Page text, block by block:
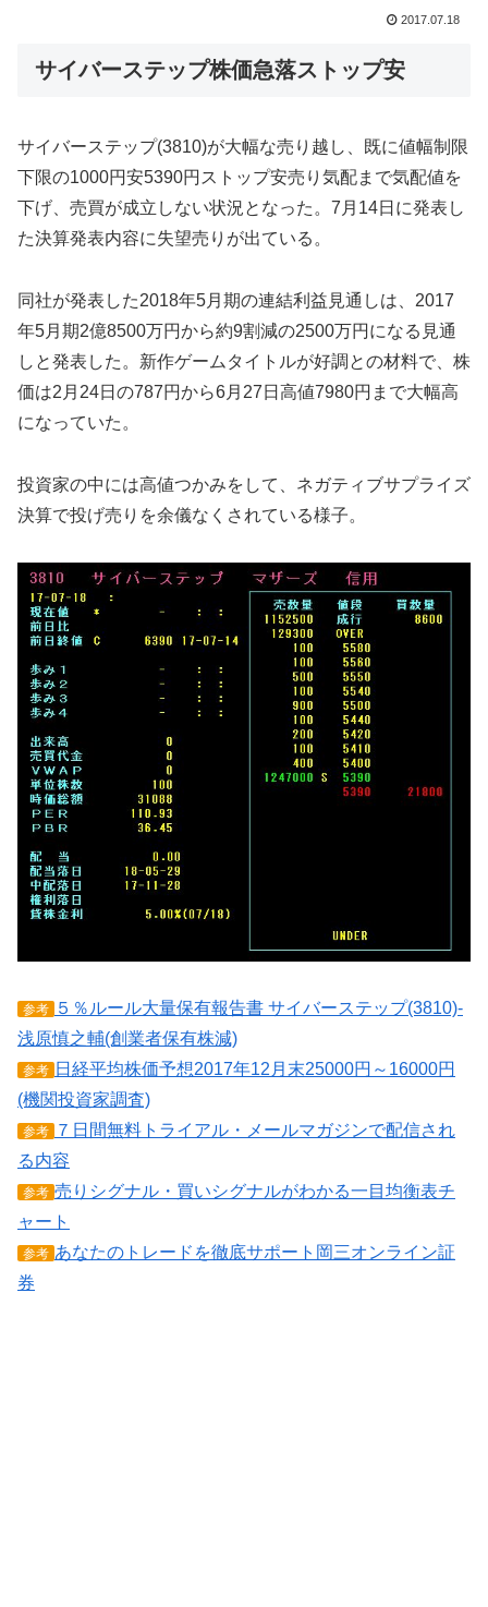
2017.07.18
サイバーステップ株価急落ストップ安
サイバーステップ(3810)が大幅な売り越し、既に値幅制限
下限の1000円安5390円ストップ安売り気配まで気配値を
下げ、売買が成立しない状況となった。7月14日に発表し
た決算発表内容に失望売りが出ている。
同社が発表した2018年5月期の連結利益見通しは、2017
年5月期2億8500万円から約9割減の2500万円になる見通
しと発表した。新作ゲームタイトルが好調との材料で、株
価は2月24日の787円から6月27日高値7980円まで大幅高
になっていた。
投資家の中には高値つかみをして、ネガティブサプライズ
決算で投げ売りを余儀なくされている様子。
参考
５％ルール大量保有報告書 サイバーステップ(3810)-
浅原慎之輔(創業者保有株減)
参考 日経平均株価予想2017年12月末25000円～16000円
(機関投資家調査)
参考
７日間無料トライアル・メールマガジンで配信され
る内容
参考 売りシグナル・買いシグナルがわかる一目均衡表チ
ャート
参考 あなたのトレードを徹底サポート岡三オンライン証
券